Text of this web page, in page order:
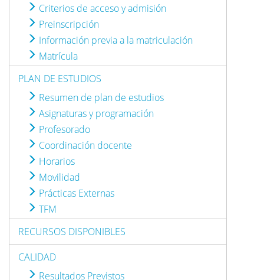
Criterios de acceso y admisión
Preinscripción
Información previa a la matriculación
Matrícula
PLAN DE ESTUDIOS
Resumen de plan de estudios
Asignaturas y programación
Profesorado
Coordinación docente
Horarios
Movilidad
Prácticas Externas
TFM
RECURSOS DISPONIBLES
CALIDAD
Resultados Previstos